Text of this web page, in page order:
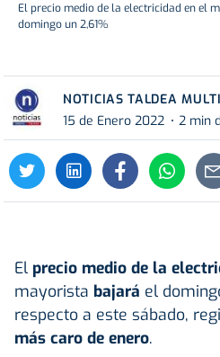
El precio medio de la electricidad en el
domingo un 2,61%
NOTICIAS TALDEA
15 de Enero 2022
2 min
El precio medio de la
mayorista bajará el
respecto a este sábado,
más caro de enero.